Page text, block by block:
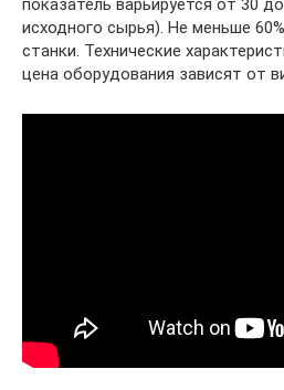
показатель варьируется от 30
исходного сырья). Не меньше
станки. Технические
цена оборудования зависят от